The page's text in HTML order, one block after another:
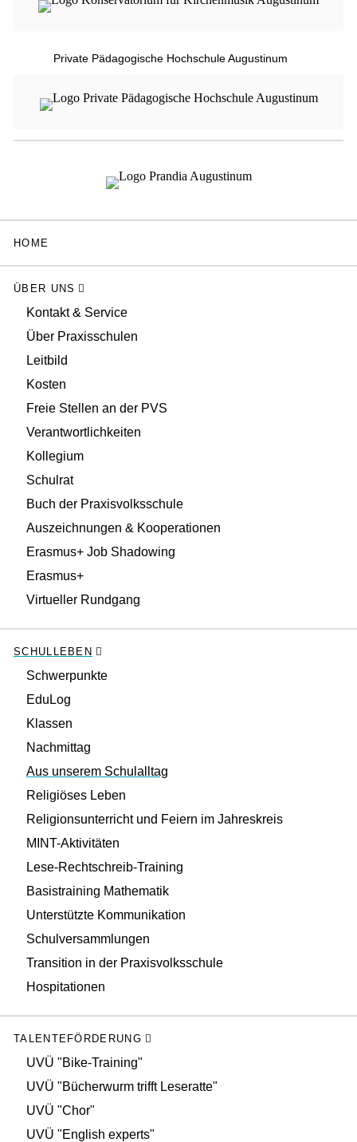
Private Pädagogische Hochschule Augustinum
HOME
ÜBER UNS
Kontakt & Service
Über Praxisschulen
Leitbild
Kosten
Freie Stellen an der PVS
Verantwortlichkeiten
Kollegium
Schulrat
Buch der Praxisvolksschule
Auszeichnungen & Kooperationen
Erasmus+ Job Shadowing
Erasmus+
Virtueller Rundgang
SCHULLEBEN
Schwerpunkte
EduLog
Klassen
Nachmittag
Aus unserem Schulalltag
Religiöses Leben
Religionsunterricht und Feiern im Jahreskreis
MINT-Aktivitäten
Lese-Rechtschreib-Training
Basistraining Mathematik
Unterstützte Kommunikation
Schulversammlungen
Transition in der Praxisvolksschule
Hospitationen
TALENTEFÖRDERUNG
UVÜ "Bike-Training"
UVÜ "Bücherwurm trifft Leseratte"
UVÜ "Chor"
UVÜ "English experts"